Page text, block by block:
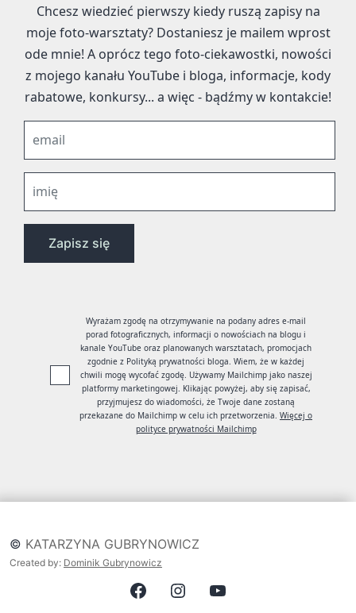
Chcesz wiedzieć pierwszy kiedy ruszą zapisy na
moje foto-warsztaty? Dostaniesz je mailem wprost
ode mnie! A oprócz tego foto-ciekawostki, nowości
z mojego kanału YouTube i bloga, informacje, kody
rabatowe, konkursy... a więc - bądźmy w kontakcie!
Wyrażam zgodę na otrzymywanie na podany adres e-mail
porad fotograficznych, informacji o nowościach na blogu i
kanale YouTube oraz planowanych warsztatach, promocjach
zgodnie z Polityką prywatności bloga. Wiem, że w każdej
chwili mogę wycofać zgodę. Używamy Mailchimp jako naszej
platformy marketingowej. Klikając powyżej, aby się zapisać,
przyjmujesz do wiadomości, że Twoje dane zostaną
przekazane do Mailchimp w celu ich przetworzenia. Więcej o
polityce prywatności Mailchimp
© KATARZYNA GUBRYNOWICZ
Created by: Dominik Gubrynowicz
FacebookInstagram